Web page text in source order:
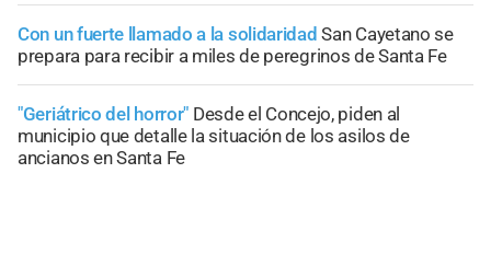
Con un fuerte llamado a la solidaridad San Cayetano se
prepara para recibir a miles de peregrinos de Santa Fe
"Geriátrico del horror" Desde el Concejo, piden al
municipio que detalle la situación de los asilos de
ancianos en Santa Fe